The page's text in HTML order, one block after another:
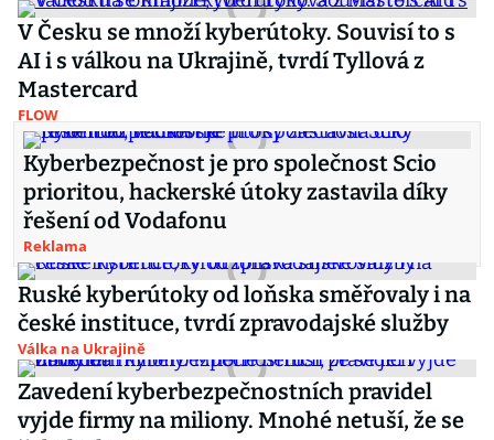
V Česku se množí kyberútoky. Souvisí to s
AI i s válkou na Ukrajině, tvrdí Tyllová z
Mastercard
FLOW
Kyberbezpečnost je pro společnost Scio
prioritou, hackerské útoky zastavila díky
řešení od Vodafonu
Reklama
Ruské kyberútoky od loňska směřovaly i na
české instituce, tvrdí zpravodajské služby
Válka na Ukrajině
Zavedení kyberbezpečnostních pravidel
vyjde firmy na miliony. Mnohé netuší, že se